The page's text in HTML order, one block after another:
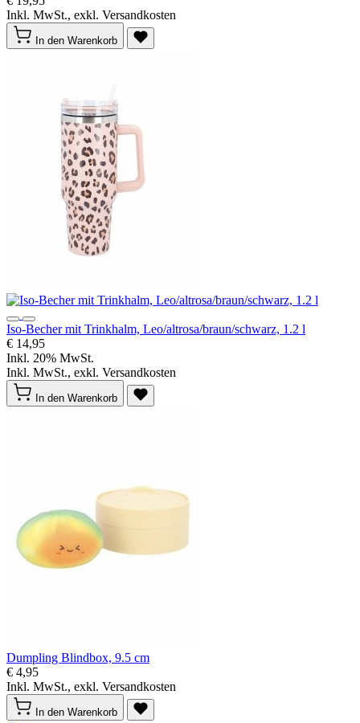
Inkl. MwSt., exkl. Versandkosten
In den Warenkorb
Iso-Becher mit Trinkhalm, Leo/altrosa/braun/schwarz, 1.2 l
€ 14,95
Inkl. 20% MwSt.
Inkl. MwSt., exkl. Versandkosten
In den Warenkorb
Dumpling Blindbox, 9.5 cm
€ 4,95
Inkl. MwSt., exkl. Versandkosten
In den Warenkorb